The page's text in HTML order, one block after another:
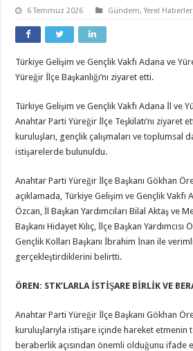
6 Temmuz 2026 Gündem,Yerel Haberler
Türkiye Gelişim ve Gençlik Vakfı Adana ve
Yüreğir İlçe Başkanlığı’nı ziyaret etti.
Türkiye Gelişim ve Gençlik Vakfı Adana İl ve
Anahtar Parti Yüreğir İlçe Teşkilatı’nı ziyaret
kuruluşları, gençlik çalışmaları ve toplumsal
istişarelerde bulunuldu.
Anahtar Parti Yüreğir İlçe Başkanı Gökhan
açıklamada, Türkiye Gelişim ve Gençlik Vakfı
Özcan, İl Başkan Yardımcıları Bilal Aktaş ve
Başkanı Hidayet Kılıç, İlçe Başkan
Gençlik Kolları Başkanı İbrahim İnan ile
gerçekleştirdiklerini belirtti.
ÖREN: STK’LARLA İSTİŞARE BİRLİK VE
Anahtar Parti Yüreğir İlçe Başkanı Gökhan
kuruluşlarıyla istişare içinde hareket etmenin
beraberlik açısından önemli olduğunu ifade